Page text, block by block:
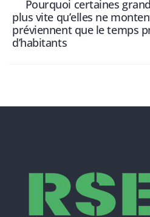
Pourquoi certaines
plus vite qu’elles ne
préviennent que le temps
d’habitants